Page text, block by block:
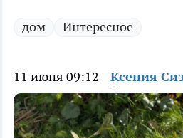
дом Интересное
11 июня 09:12 Ксения